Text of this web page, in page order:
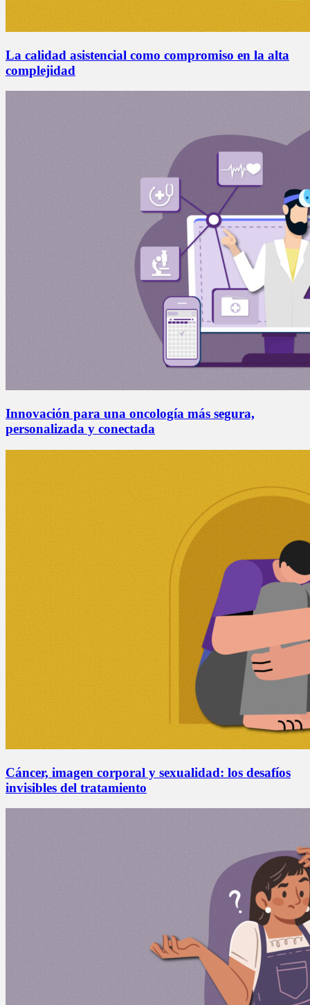
La calidad asistencial como compromiso en la alta
complejidad
Innovación para una oncología más segura,
personalizada y conectada
Cáncer, imagen corporal y sexualidad: los desafíos
invisibles del tratamiento